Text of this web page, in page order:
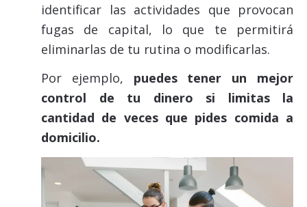
identificar las actividades que provocan
fugas de capital, lo que te permitirá
eliminarlas de tu rutina o modificarlas.
Por ejemplo, puedes tener un mejor
control de tu dinero si limitas la
cantidad de veces que pides comida a
domicilio.